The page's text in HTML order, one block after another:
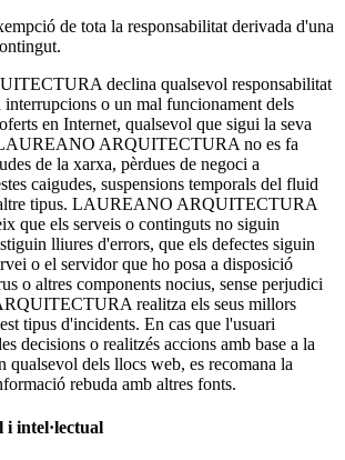
de tota la responsabilitat derivada d'una
declina qualsevol responsabilitat
interrupcions o un mal funcionament dels
en Internet, qualsevol que sigui la seva
ARQUITECTURA no es fa
de la xarxa, pèrdues de negoci a
caigudes, suspensions temporals del fluid
tipus. LAUREANO ARQUITECTURA
que els serveis o continguts no siguin
lliures d'errors, que els defectes siguin
o el servidor que ho posa a disposició
o altres components nocius, sense perjudici
realitza els seus millors
tipus d'incidents. En cas que l'usuari
decisions o realitzés accions amb base a la
qualsevol dels llocs web, es recomana la
rebuda amb altres fonts.
intel·lectual